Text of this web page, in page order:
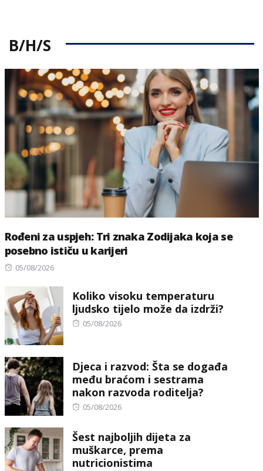
B/H/S
Rođeni za uspjeh: Tri znaka Zodijaka koja se
posebno ističu u karijeri
Posted
05/08/2026
Koliko visoku temperaturu
ljudsko tijelo može da izdrži?
Posted
05/08/2026
Djeca i razvod: Šta se događa
među braćom i sestrama
nakon razvoda roditelja?
Posted
05/08/2026
Šest najboljih dijeta za
muškarce, prema
nutricionistima